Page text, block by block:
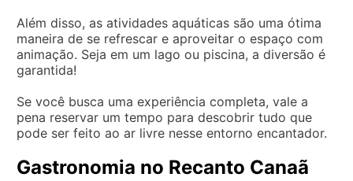
Além disso, as atividades aquáticas são uma ótima
maneira de se refrescar e aproveitar o espaço com
animação. Seja em um lago ou piscina, a diversão é
garantida!
Se você busca uma experiência completa, vale a
pena reservar um tempo para descobrir tudo que
pode ser feito ao ar livre nesse entorno encantador.
Gastronomia no Recanto Canaã